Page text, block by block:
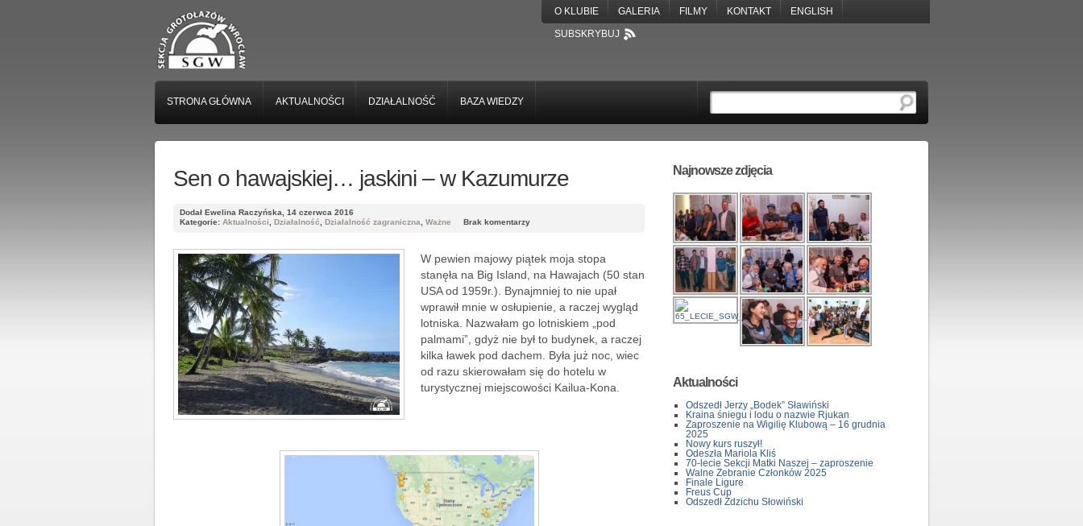
O KLUBIE GALERIA FILMY KONTAKT
ENGLISH
SUBSKRYBUJ
STRONA GŁÓWNA AKTUALNOŚCI DZIAŁALNOŚĆ BAZA WIEDZY
Sen o hawajskiej… jaskini – w Kazumurze
Dodał Ewelina Raczyńska, 14 czerwca 2016
Kategorie: Aktualności, Działalność, Działalność zagraniczna, Ważne Brak komentarzy
W pewien majowy piątek moja stopa
stanęła na Big Island, na Hawajach (50 stan
USA od 1959r.). Bynajmniej to nie upał
wprawił mnie w osłupienie, a raczej wygląd
lotniska. Nazwałam go lotniskiem „pod
palmami”, gdyż nie był to budynek, a raczej
kilka ławek pod dachem. Była już noc, wiec
od razu skierowałam się do hotelu w
turystycznej miejscowości Kailua-Kona.
Najnowsze zdjęcia
Aktualności
Odszedł Jerzy „Bodek” Sławiński
Kraina śniegu i lodu o nazwie Rjukan
Zaproszenie na Wigilię Klubową – 16 grudnia
2025
Nowy kurs ruszył!
Odeszła Mariola Kliś
70-lecie Sekcji Matki Naszej – zaproszenie
Walne Zebranie Członków 2025
Finale Ligure
Freus Cup
Odszedł Zdzichu Słowiński